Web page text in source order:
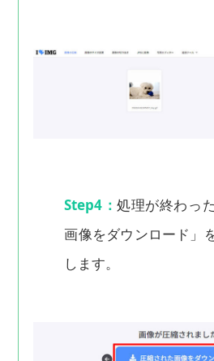
Step4：処理が終わっ
画像をダウンロード」
します。